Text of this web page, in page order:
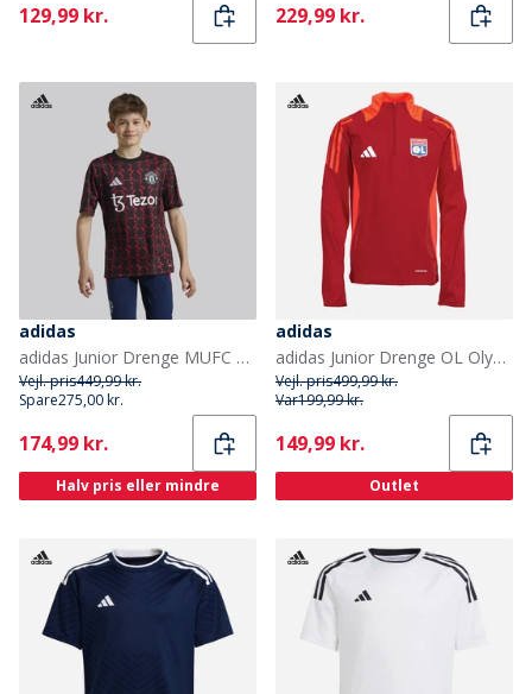
Current
129,99 kr. Current
229,99 kr.
adidas
adidas Junior Drenge MUFC Manchester United 24/25 Pre Match Trøje Sort/Mufc Red
Vejl. pris449,99 kr.
Spare275,00 kr.
Current
174,99 kr.
Halv pris eller mindre
adidas
adidas Junior Drenge OL Olympique Lyon træningsbluse Team Power Red 2
Vejl. pris499,99 kr.
Var199,99 kr.
Current
149,99 kr.
Outlet